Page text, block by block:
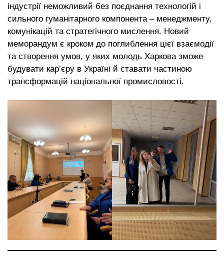
індустрії неможливий без поєднання технологій і
сильного гуманітарного компонента – менеджменту,
комунікацій та стратегічного мислення. Новий
меморандум є кроком до поглиблення цієї взаємодії
та створення умов, у яких молодь Харкова зможе
будувати кар’єру в Україні й ставати частиною
трансформацій національної промисловості.